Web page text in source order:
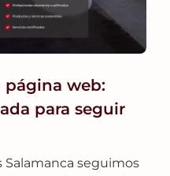
página web:
para seguir
Salamanca seguimos